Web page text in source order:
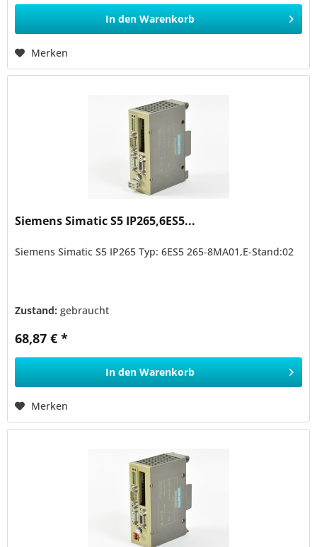
In den Warenkorb
Merken
Siemens Simatic S5 IP265,6ES5...
Siemens Simatic S5 IP265 Typ: 6ES5 265-8MA01,E-Stand:02
Zustand:gebraucht
68,87 € *
In den Warenkorb
Merken